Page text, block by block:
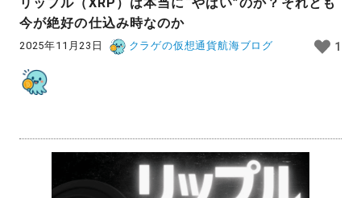
今が絶好の仕込み時なのか
2025年11月23日 クラゲの仮想通貨航海ブログ 1